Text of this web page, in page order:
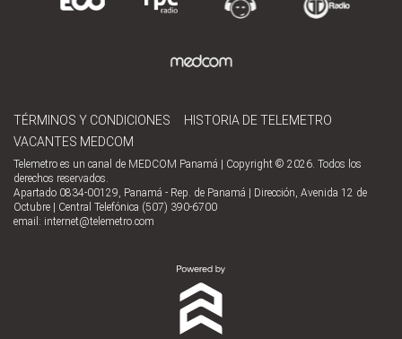
TÉRMINOS Y CONDICIONES
HISTORIA DE TELEMETRO
VACANTES MEDCOM
Telemetro es un canal de MEDCOM Panamá | Copyright © 2026. Todos los
derechos reservados.
Apartado 0834-00129, Panamá - Rep. de Panamá | Dirección, Avenida 12 de
Octubre | Central Telefónica (507) 390-6700
email: internet@telemetro.com